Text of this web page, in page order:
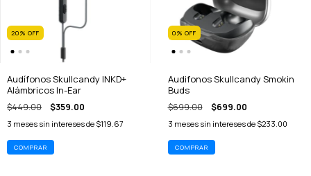
20% OFF
Audífonos Skullcandy INKD+
Alámbricos In-Ear
$449.00 $359.00
3 meses sin intereses de $119.67
0% OFF
Audifonos Skullcandy Smokin
Buds
$699.00 $699.00
3 meses sin intereses de $233.00